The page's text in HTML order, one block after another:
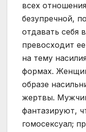
всех
безупречной,
отдавать себя
превосходит
на тему
формах.
образе
жертвы.
фантазируют,
гомосексуал;